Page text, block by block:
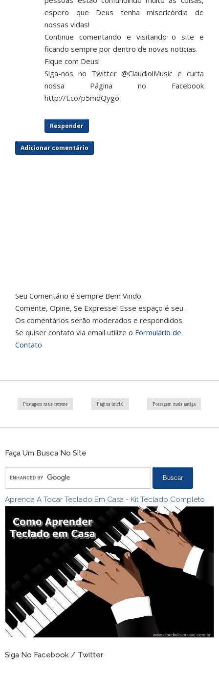
espero que Deus tenha misericórdia de
nossas vidas!
Continue comentando e visitando o site e
ficando sempre por dentro de novas noticias.
Fique com Deus!
Siga-nos no Twitter @ClaudiolMusic e curta
nossa Página no Facebook
http://t.co/p5mdQygo
Responder
Adicionar comentário
Seu Comentário é sempre Bem Vindo.
Comente, Opine, Se Expresse! Esse espaço é seu.
Os comentários serão moderados e respondidos.
Se quiser contato via email utilize o Formulário de
Contato
Postagem mais recente Postagem mais antiga
Página inicial
Faça Um Busca No Site
Aprenda A Tocar Teclado Em Casa - Kit Teclado Completo
Siga No Facebook / Twitter